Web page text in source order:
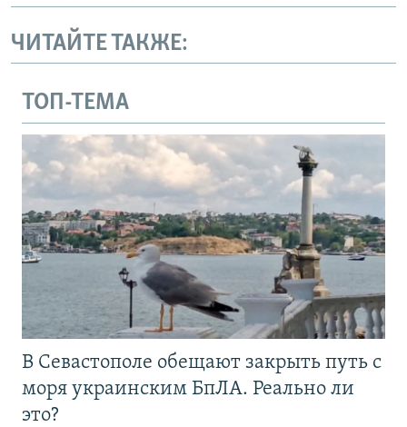
ЧИТАЙТЕ ТАКЖЕ:
ТОП-ТЕМА
В Севастополе обещают закрыть путь с
моря украинским БпЛА. Реально ли
это?